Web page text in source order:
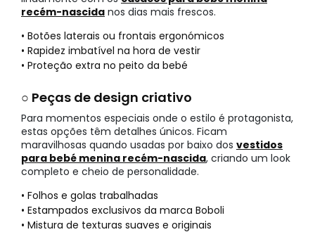
recém-nascida nos dias mais frescos.
• Botões laterais ou frontais ergonómicos
• Rapidez imbatível na hora de vestir
• Proteção extra no peito da bebé
○ Peças de design criativo
Para momentos especiais onde o estilo é protagonista,
estas opções têm detalhes únicos. Ficam
maravilhosas quando usadas por baixo dos vestidos
para bebé menina recém-nascida, criando um look
completo e cheio de personalidade.
• Folhos e golas trabalhadas
• Estampados exclusivos da marca Boboli
• Mistura de texturas suaves e originais